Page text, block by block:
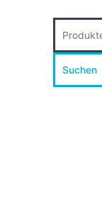
nach:
Suchen